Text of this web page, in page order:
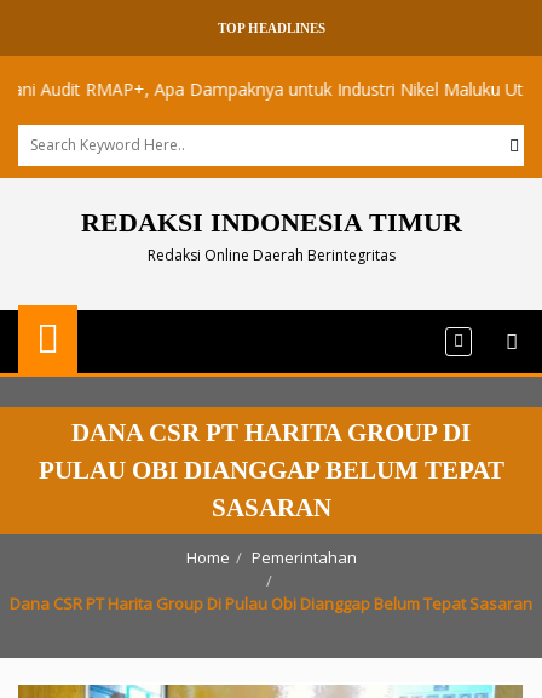
TOP HEADLINES
RMAP+, Apa Dampaknya untuk Industri Nikel Maluku Utara?
REDAKSI INDONESIA TIMUR
Redaksi Online Daerah Berintegritas
DANA CSR PT HARITA GROUP DI
PULAU OBI DIANGGAP BELUM TEPAT
SASARAN
Home Pemerintahan
Dana CSR PT Harita Group Di Pulau Obi Dianggap Belum Tepat Sasaran